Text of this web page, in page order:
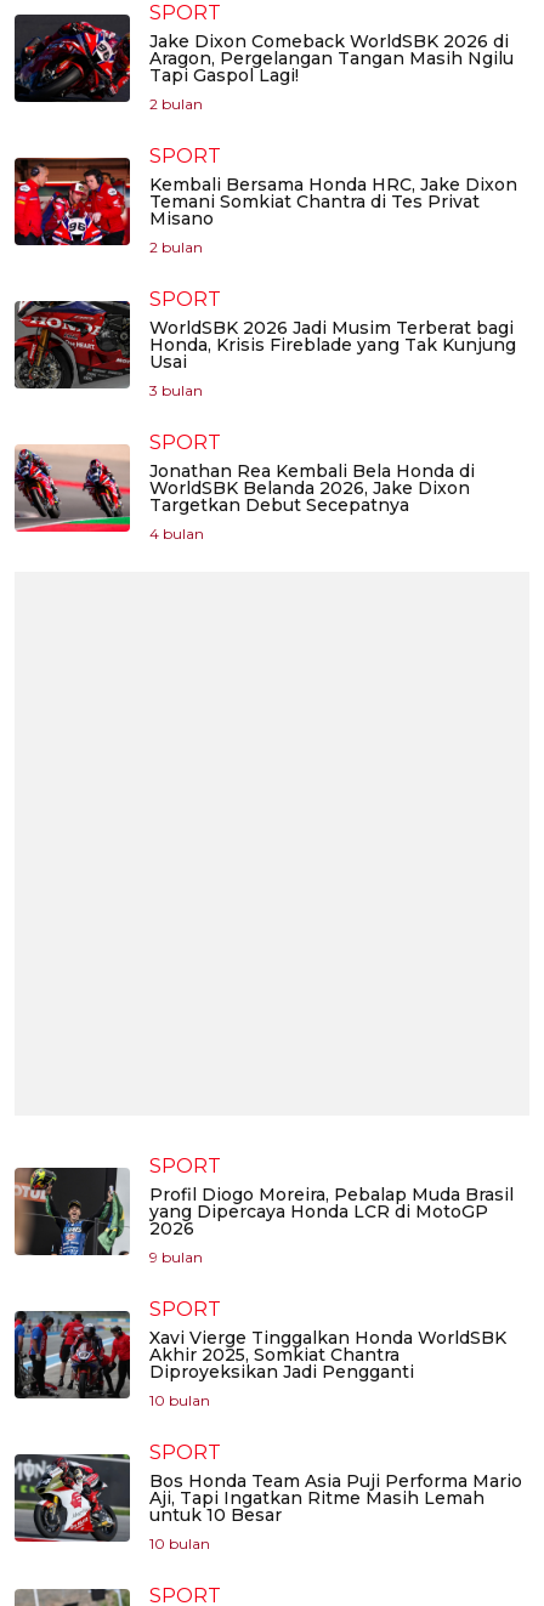
SPORT
Jake Dixon Comeback WorldSBK 2026 di
Aragon, Pergelangan Tangan Masih Ngilu
Tapi Gaspol Lagi!
2 bulan
SPORT
Kembali Bersama Honda HRC, Jake Dixon
Temani Somkiat Chantra di Tes Privat
Misano
2 bulan
SPORT
WorldSBK 2026 Jadi Musim Terberat bagi
Honda, Krisis Fireblade yang Tak Kunjung
Usai
3 bulan
SPORT
Jonathan Rea Kembali Bela Honda di
WorldSBK Belanda 2026, Jake Dixon
Targetkan Debut Secepatnya
4 bulan
SPORT
Profil Diogo Moreira, Pebalap Muda Brasil
yang Dipercaya Honda LCR di MotoGP
2026
9 bulan
SPORT
Xavi Vierge Tinggalkan Honda WorldSBK
Akhir 2025, Somkiat Chantra
Diproyeksikan Jadi Pengganti
10 bulan
SPORT
Bos Honda Team Asia Puji Performa Mario
Aji, Tapi Ingatkan Ritme Masih Lemah
untuk 10 Besar
10 bulan
SPORT